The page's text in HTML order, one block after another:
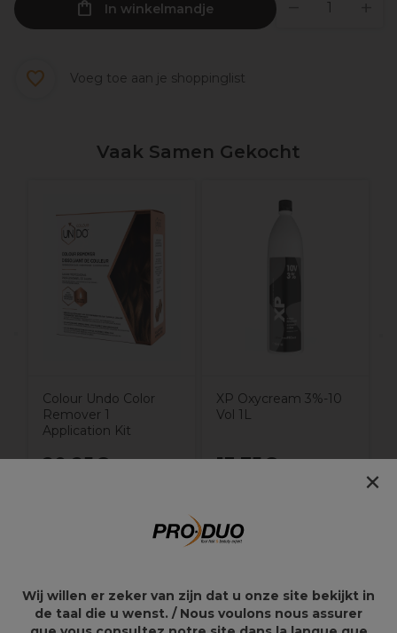
In winkelmandje
Voeg toe aan je shoppinglist
Vaak Samen Gekocht
Colour Undo Color
Remover 1
Application Kit
20,25€
XP Oxycream 3%-10
Vol 1L
13,75€
Mes in Japans staal: hoge
Wij willen er zeker van zijn dat u onze site bekijkt in
de taal die u wenst. / Nous voulons nous assurer
×